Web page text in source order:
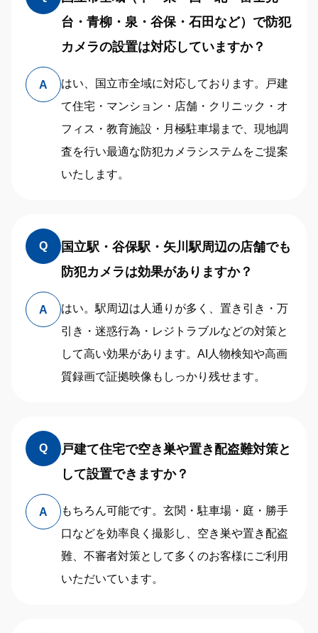
台・青柳・泉・谷保・石田など）で防犯
カメラの設置は対応していますか？
A
はい、国立市全域に対応しております。戸建
て住宅・マンション・店舗・クリニック・オ
フィス・教育施設・月極駐車場まで、現地調
査を行い最適な防犯カメラシステムをご提案
いたします。
Q
国立駅・谷保駅・矢川駅周辺の店舗でも
防犯カメラは効果がありますか？
A
はい。駅周辺は人通りが多く、置き引き・万
引き・迷惑行為・レジトラブルなどの対策と
して高い効果があります。AI人物検知や高画
質録画で証拠映像もしっかり残せます。
Q
戸建て住宅で空き巣や置き配盗難対策と
して設置できますか？
A
もちろん可能です。玄関・駐車場・庭・勝手
口などを効率良く撮影し、空き巣や置き配盗
難、不審者対策として多くのお客様にご利用
いただいています。